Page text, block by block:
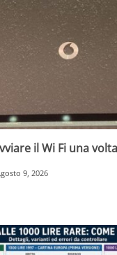
il Wi Fi una
9, 2026